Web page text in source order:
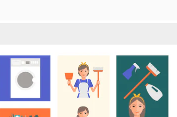
Produkte
Spaces
KI-Assistent
KI-Bildgenerator
Loslegen
Academy
Dokumentation